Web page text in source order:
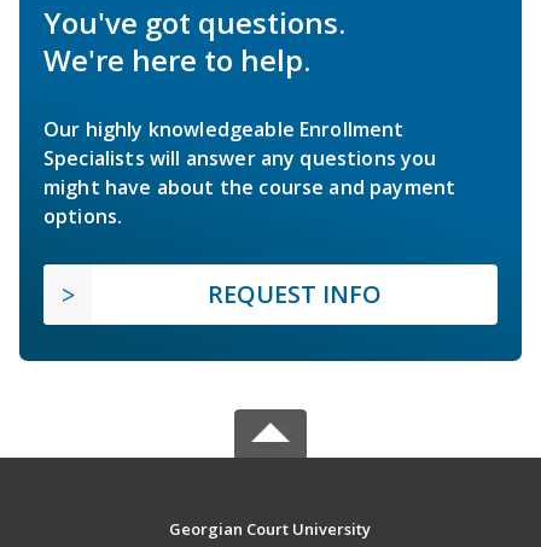
You've got questions.
We're here to help.
Our highly knowledgeable Enrollment
Specialists will answer any questions you
might have about the course and payment
options.
REQUEST INFO
Georgian Court University